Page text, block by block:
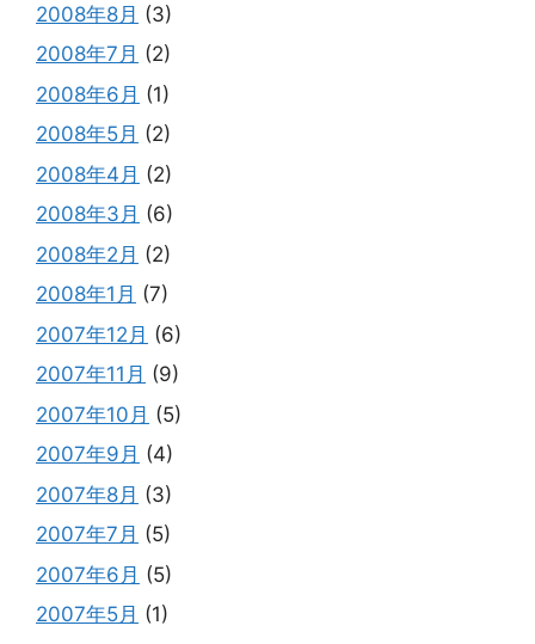
2008年8月 (3)
2008年7月 (2)
2008年6月 (1)
2008年5月 (2)
2008年4月 (2)
2008年3月 (6)
2008年2月 (2)
2008年1月 (7)
2007年12月 (6)
2007年11月 (9)
2007年10月 (5)
2007年9月 (4)
2007年8月 (3)
2007年7月 (5)
2007年6月 (5)
2007年5月 (1)